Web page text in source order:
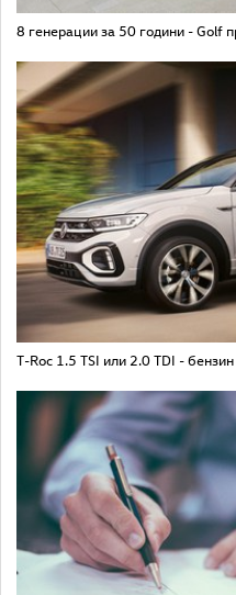
8 генерации за 50 години - Golf
T-Roc 1.5 TSI или 2.0 TDI -